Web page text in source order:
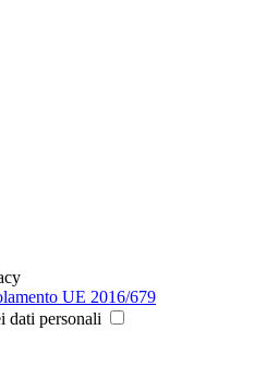
UE 2016/679
dati personali